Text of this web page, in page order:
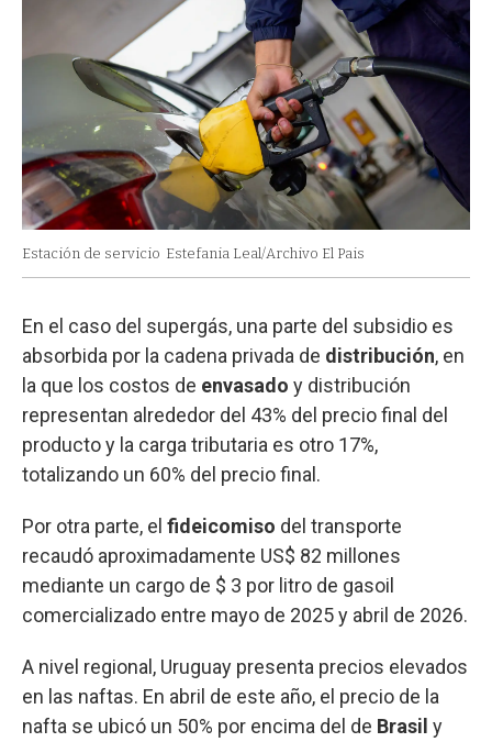
Estación de servicio Estefania Leal/Archivo El Pais
En el caso del supergás, una parte del subsidio es
absorbida por la cadena privada de distribución, en
la que los costos de envasado y distribución
representan alrededor del 43% del precio final del
producto y la carga tributaria es otro 17%,
totalizando un 60% del precio final.
Por otra parte, el fideicomiso del transporte
recaudó aproximadamente US$ 82 millones
mediante un cargo de $ 3 por litro de gasoil
comercializado entre mayo de 2025 y abril de 2026.
A nivel regional, Uruguay presenta precios elevados
en las naftas. En abril de este año, el precio de la
nafta se ubicó un 50% por encima del de Brasil y